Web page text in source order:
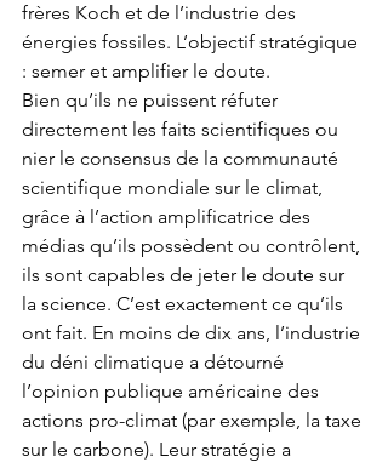
frères Koch et de l’industrie des
énergies fossiles. L’objectif stratégique
: semer et amplifier le doute.
Bien qu’ils ne puissent réfuter
directement les faits scientifiques ou
nier le consensus de la communauté
scientifique mondiale sur le climat,
grâce à l’action amplificatrice des
médias qu’ils possèdent ou contrôlent,
ils sont capables de jeter le doute sur
la science. C’est exactement ce qu’ils
ont fait. En moins de dix ans, l’industrie
du déni climatique a détourné
l’opinion publique américaine des
actions pro-climat (par exemple, la taxe
sur le carbone). Leur stratégie a